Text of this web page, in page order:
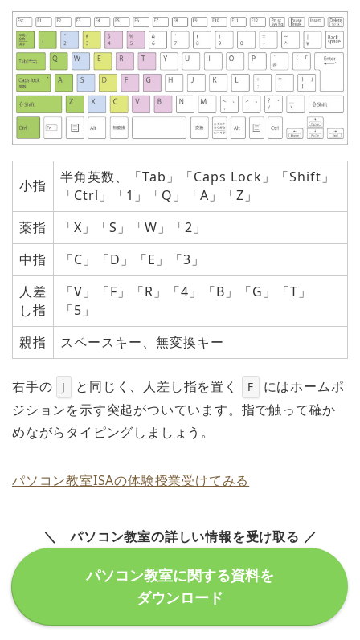
小指
半角英数、「Tab」「Caps Lock」「Shift」
「Ctrl」「1」「Q」「A」「Z」
薬指
「X」「S」「W」「2」
中指
「C」「D」「E」「3」
人差
し指
「V」「F」「R」「4」「B」「G」「T」
「5」
親指
スペースキー、無変換キー
右手の J と同じく、人差し指を置く F
にはホームポ
ジションを示す突起がついています。指で触って確か
めながらタイピングしましょう。
パソコン教室ISAの体験授業受けてみる
＼ パソコン教室の詳しい情報を受け取る ／
パソコン教室に関する資料を
ダウンロード